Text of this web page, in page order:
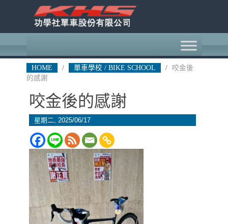
HOME / 單車學校 / BIKE SCHOOL /
咬金後
的感謝
咬金後的感謝
星期二, 2025/06/17